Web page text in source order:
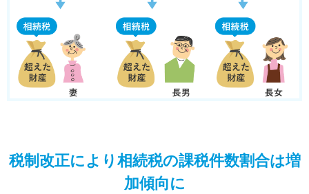
税制改正により相続税の課税件数割合は増
加傾向に